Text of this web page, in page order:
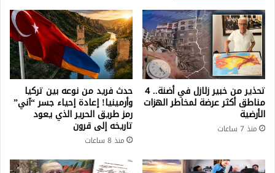
تحذير من خبير زلازل في أضنة.. 4
مناطق أكثر عرضة لمخاطر الهزات
الأرضية
منذ 7 ساعات
حدث فريد من نوعه بين تركيا
وأرمينيا! إعادة إحياء جسر “آني”
رمز طريق الحرير الذي يعود
تاريخه إلى قرون
منذ 8 ساعات